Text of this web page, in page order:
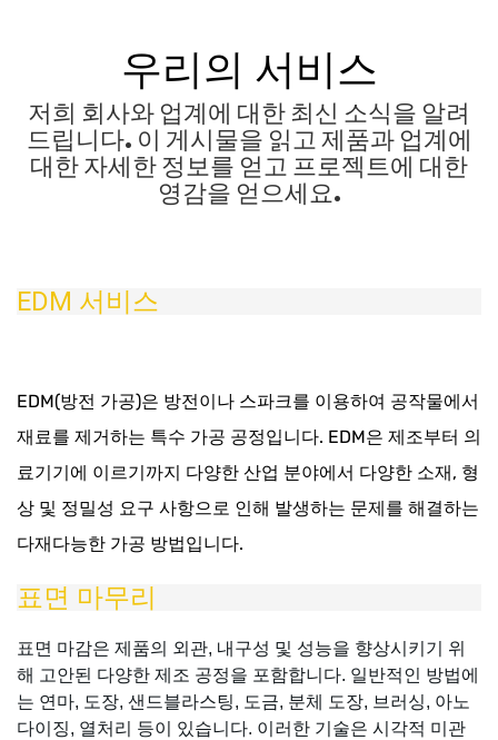
우리의 서비스
저희 회사와 업계에 대한 최신 소식을 알려
드립니다. 이 게시물을 읽고 제품과 업계에
대한 자세한 정보를 얻고 프로젝트에 대한
영감을 얻으세요.
EDM 서비스
EDM(방전 가공)은 방전이나 스파크를 이용하여 공작물에서
재료를 제거하는 특수 가공 공정입니다. EDM은 제조부터 의
료기기에 이르기까지 다양한 산업 분야에서 다양한 소재, 형
상 및 정밀성 요구 사항으로 인해 발생하는 문제를 해결하는
다재다능한 가공 방법입니다.
표면 마무리
표면 마감은 제품의 외관, 내구성 및 성능을 향상시키기 위
해 고안된 다양한 제조 공정을 포함합니다. 일반적인 방법에
는 연마, 도장, 샌드블라스팅, 도금, 분체 도장, 브러싱, 아노
다이징, 열처리 등이 있습니다. 이러한 기술은 시각적 미관